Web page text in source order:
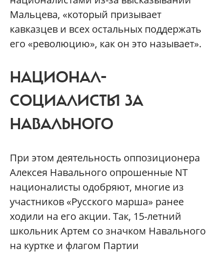
Мальцева, «который призывает
кавказцев и всех остальных поддержать
его «революцию», как он это называет».
НАЦИОНАЛ-
СОЦИАЛИСТЫ ЗА
НАВАЛЬНОГО
При этом деятельность оппозиционера
Алексея Навального опрошенные NT
националисты одобряют, многие из
участников «Русского марша» ранее
ходили на его акции. Так, 15-летний
школьник Артем со значком Навального
на куртке и флагом Партии